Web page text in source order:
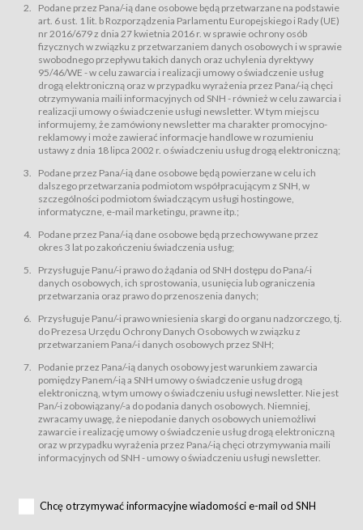
Sklep – sklep internetowy prowadzony przez Usługodawcę w Serwisie;
Regulamin – niniejszy regulamin.
§ 2
Postanowienia ogólne
Regulamin określa zasady:
świadczenia Usługobiorcom Usług przez Usługodawcę, z
zastrzeżeniem usług, o których mowa w ust. 2 pkt. 4 i 5 poniżej, których
zasady świadczenia precyzują odrębne regulaminy,
przetwarzania przez Usługodawcę danych osobowych Usługobiorców
będących osobami fizycznymi.
świadczy Usługi drogą elektroniczną w rozumieniu ustawy z dnia 18 lipca
2002 r. o świadczeniu usług drogą elektroniczną (Dz.U. z 2002 r., Nr 144, poz.
1204, z późń. zm.). Usługi świadczone są nieodpłatnie.
usługę przeglądania i odczytywania przez Usługobiorców materiałów
zamieszczanych w Serwisie,
usługę utrzymywania konta użytkownika w Serwisie,
usługę newsletter,
usługę zawierania na odległość umów nabycia Karnetów i Biletów,
usługę zawierania na odległość umów sprzedaży w Sklepie.
dnia 18 lipca 2002 r. o świadczeniu usług drogą elektroniczną (Dz.U. z 2002
r., Nr 144, poz. 1204, z późń. zm.). Usługi świadczone są nieodpłatnie.
Na zasadach określonych w Regulaminie dostęp do Serwisu jest otwarty dla
Usługobiorca przed rozpoczęciem korzystania z Serwisu jest zobowiązany
zapoznać się z Regulaminem. Założenie konta w Serwisie oraz zamówienie
usługi newsletter za pośrednictwem przeznaczonego do tego formularza
zamieszczonego na stronach Serwisu dostępnych dla wszystkich
Usługobiorców wymaga akceptacji postanowień Regulaminu.
Usługobiorca zobowiązany jest do przestrzegania postanowień Regulaminu
od chwili rozpoczęcia korzystania z Serwisu.
Regulamin jest udostępniony Usługobiorcom nieodpłatnie za
Warunki techniczne korzystania z Usług
Podane przez Pana/-ią dane osobowe będą przetwarzane na podstawie
art. 6 ust. 1 lit. b Rozporządzenia Parlamentu Europejskiego i Rady (UE)
nr 2016/679 z dnia 27 kwietnia 2016 r. w sprawie ochrony osób
fizycznych w związku z przetwarzaniem danych osobowych i w sprawie
swobodnego przepływu takich danych oraz uchylenia dyrektywy
95/46/WE - w celu zawarcia i realizacji umowy o świadczenie usług
drogą elektroniczną oraz w przypadku wyrażenia przez Pana/-ią chęci
otrzymywania maili informacyjnych od SNH - również w celu zawarcia i
realizacji umowy o świadczenie usługi newsletter. W tym miejscu
informujemy, że zamówiony newsletter ma charakter promocyjno-
reklamowy i może zawierać informacje handlowe w rozumieniu
ustawy z dnia 18 lipca 2002 r. o świadczeniu usług drogą elektroniczną;
Podane przez Pana/-ią dane osobowe będą powierzane w celu ich
dalszego przetwarzania podmiotom współpracującym z SNH, w
szczególności podmiotom świadczącym usługi hostingowe,
informatyczne, e-mail marketingu, prawne itp.;
Podane przez Pana/-ią dane osobowe będą przechowywane przez
okres 3 lat po zakończeniu świadczenia usług;
Przysługuje Panu/-i prawo do żądania od SNH dostępu do Pana/-i
danych osobowych, ich sprostowania, usunięcia lub ograniczenia
przetwarzania oraz prawo do przenoszenia danych;
Przysługuje Panu/-i prawo wniesienia skargi do organu nadzorczego, tj.
do Prezesa Urzędu Ochrony Danych Osobowych w związku z
przetwarzaniem Pana/-i danych osobowych przez SNH;
Podanie przez Pana/-ią danych osobowy jest warunkiem zawarcia
pomiędzy Panem/-ią a SNH umowy o świadczenie usług drogą
elektroniczną, w tym umowy o świadczeniu usługi newsletter. Nie jest
Pan/-i zobowiązany/-a do podania danych osobowych. Niemniej,
zwracamy uwagę, że niepodanie danych osobowych uniemożliwi
zawarcie i realizację umowy o świadczenie usług drogą elektroniczną
oraz w przypadku wyrażenia przez Pana/-ią chęci otrzymywania maili
informacyjnych od SNH - umowy o świadczeniu usługi newsletter.
Chcę otrzymywać informacyjne wiadomości e-mail od SNH